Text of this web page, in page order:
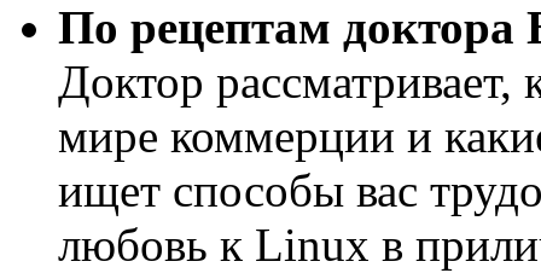
По рецептам доктора
Доктор
мире коммерции и
ищет способы вас
любовь к Linux в